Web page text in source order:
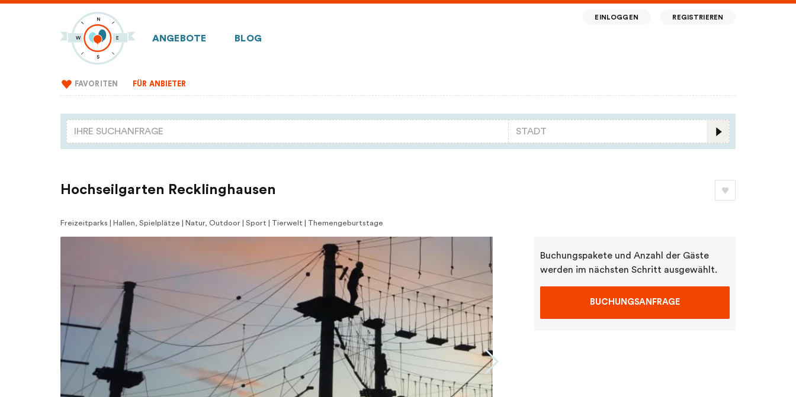
ANGEBOTE BLOG
EINLOGGEN REGISTRIEREN
FAVORITEN FÜR ANBIETER
Hochseilgarten Recklinghausen
Freizeitparks | Hallen, Spielplätze | Natur, Outdoor | Sport | Tierwelt | Themengeburtstage
Buchungspakete und Anzahl der Gäste
werden im nächsten Schritt ausgewählt.
BUCHUNGSANFRAGE